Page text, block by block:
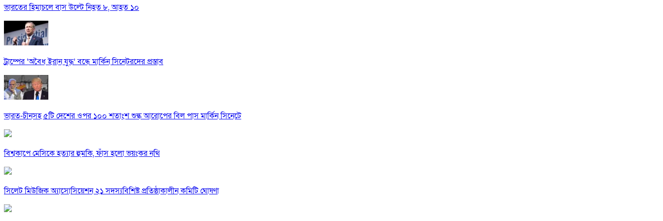
ভারতের হিমাচলে বাস উল্টে নিহত ৮, আহত ১০
ট্রাম্পের ‘অবৈধ ইরান যুদ্ধ’ বন্ধে মার্কিন সিনেটরদের প্রস্তাব
ভারত-চীনসহ ৫টি দেশের ওপর ১০০ শতাংশ শুল্ক আরোপের বিল পাস মার্কিন সিনেটে
বিশ্বকাপে মেসিকে হত্যার হুমকি, ফাঁস হলো ভয়ংকর নথি
সিলেট মিউজিক অ্যাসোসিয়েশন ২১ সদস্যবিশিষ্ট প্রতিষ্ঠাকালীন কমিটি ঘোষণা